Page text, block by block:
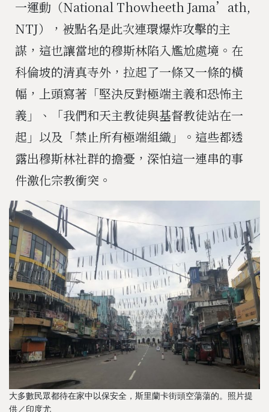
一運動（National Thowheeth Jama’ath,
NTJ），被點名是此次連環爆炸攻擊的主
謀，這也讓當地的穆斯林陷入尷尬處境。在
科倫坡的清真寺外，拉起了一條又一條的橫
幅，上頭寫著「堅決反對極端主義和恐怖主
義」、「我們和天主教徒與基督教徒站在一
起」以及「禁止所有極端組織」。這些都透
露出穆斯林社群的擔憂，深怕這一連串的事
件激化宗教衝突。
大多數民眾都待在家中以保安全，斯里蘭卡街頭空蕩蕩的。照片提
供／印度尤